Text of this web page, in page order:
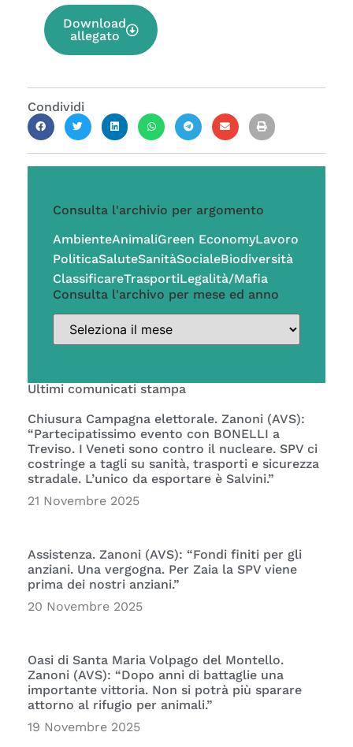
Download
allegato
Condividi
Consulta l'archivio per argomento
AmbienteAnimaliGreen EconomyLavoro
PoliticaSaluteSanitàSocialeBiodiversità
ClassificareTrasportiLegalità/Mafia
Consulta l'archivo per mese ed anno
Ultimi comunicati stampa
Chiusura Campagna elettorale. Zanoni (AVS):
“Partecipatissimo evento con BONELLI a
Treviso. I Veneti sono contro il nucleare. SPV ci
costringe a tagli su sanità, trasporti e sicurezza
stradale. L’unico da esportare è Salvini.”
21 Novembre 2025
Assistenza. Zanoni (AVS): “Fondi finiti per gli
anziani. Una vergogna. Per Zaia la SPV viene
prima dei nostri anziani.”
20 Novembre 2025
Oasi di Santa Maria Volpago del Montello.
Zanoni (AVS): “Dopo anni di battaglie una
importante vittoria. Non si potrà più sparare
attorno al rifugio per animali.”
19 Novembre 2025